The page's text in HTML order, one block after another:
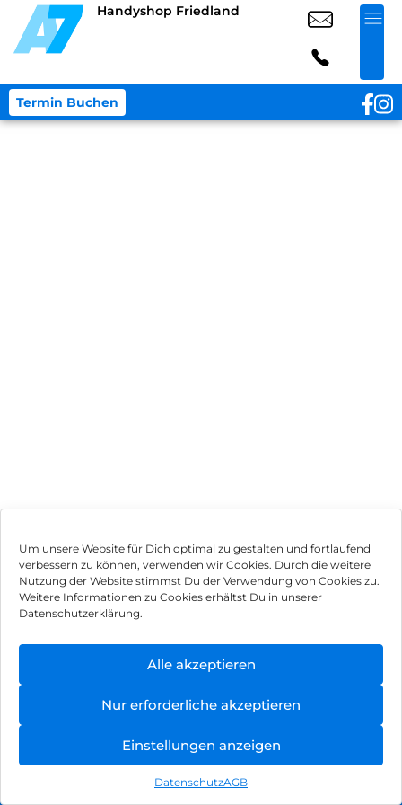
Um unsere Website für Dich optimal zu gestalten und fortlaufend
verbessern zu können, verwenden wir Cookies. Durch die weitere
Nutzung der Website stimmst Du der Verwendung von Cookies zu.
Weitere Informationen zu Cookies erhältst Du in unserer
Datenschutzerklärung.
Alle akzeptieren
Nur erforderliche akzeptieren
Einstellungen anzeigen
DatenschutzAGB
Handyshop Friedland
Termin Buchen
Impressum
Hinweis zur Batterieentsorgung
Newsletter
, Brodos AG – All Rights Reserved.